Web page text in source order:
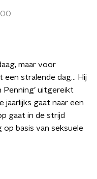
maar voor
stralende dag… Hij
Penning’ uitgereikt
jaarlijks gaat naar een
gaat in de strijd
basis van seksuele